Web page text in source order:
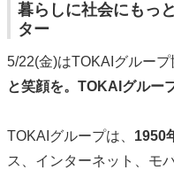
暮らしに社会にもっ
ター
5/22(金)はTOKAIグループ
と笑顔を。TOKAIグルー
TOKAIグループは、 1950
ス、インターネット、モ